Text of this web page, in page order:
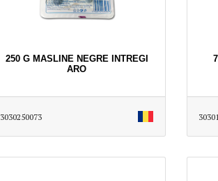
250 G MASLINE NEGRE INTREGI
ARO
3030250073